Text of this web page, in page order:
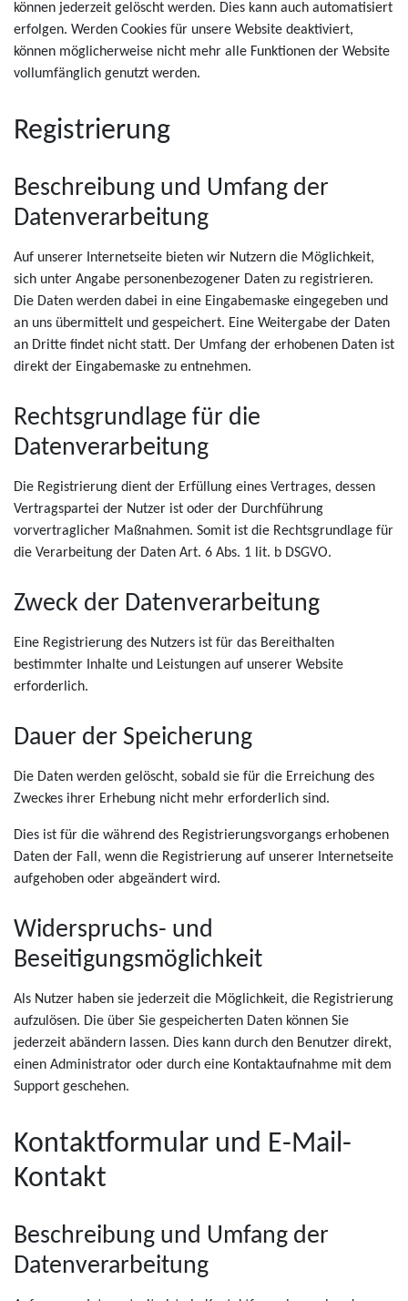
können jederzeit gelöscht werden. Dies kann auch automatisiert
erfolgen. Werden Cookies für unsere Website deaktiviert,
können möglicherweise nicht mehr alle Funktionen der Website
vollumfänglich genutzt werden.
Registrierung
Beschreibung und Umfang der
Datenverarbeitung
Auf unserer Internetseite bieten wir Nutzern die Möglichkeit,
sich unter Angabe personenbezogener Daten zu registrieren.
Die Daten werden dabei in eine Eingabemaske eingegeben und
an uns übermittelt und gespeichert. Eine Weitergabe der Daten
an Dritte findet nicht statt. Der Umfang der erhobenen Daten ist
direkt der Eingabemaske zu entnehmen.
Rechtsgrundlage für die
Datenverarbeitung
Die Registrierung dient der Erfüllung eines Vertrages, dessen
Vertragspartei der Nutzer ist oder der Durchführung
vorvertraglicher Maßnahmen. Somit ist die Rechtsgrundlage für
die Verarbeitung der Daten Art. 6 Abs. 1 lit. b DSGVO.
Zweck der Datenverarbeitung
Eine Registrierung des Nutzers ist für das Bereithalten
bestimmter Inhalte und Leistungen auf unserer Website
erforderlich.
Dauer der Speicherung
Die Daten werden gelöscht, sobald sie für die Erreichung des
Zweckes ihrer Erhebung nicht mehr erforderlich sind.
Dies ist für die während des Registrierungsvorgangs erhobenen
Daten der Fall, wenn die Registrierung auf unserer Internetseite
aufgehoben oder abgeändert wird.
Widerspruchs- und
Beseitigungsmöglichkeit
Als Nutzer haben sie jederzeit die Möglichkeit, die Registrierung
aufzulösen. Die über Sie gespeicherten Daten können Sie
jederzeit abändern lassen. Dies kann durch den Benutzer direkt,
einen Administrator oder durch eine Kontaktaufnahme mit dem
Support geschehen.
Kontaktformular und E-Mail-
Kontakt
Beschreibung und Umfang der
Datenverarbeitung